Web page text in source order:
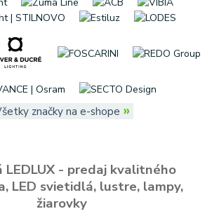
značky na e-shope »
LEDLUX - predaj kvalitného
LED svietidlá, lustre, lampy,
žiarovky